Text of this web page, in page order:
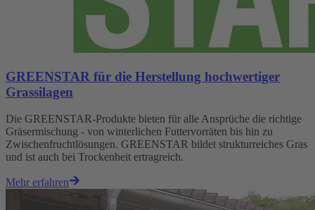
GREENSTAR für die Herstellung hochwertiger
Grassilagen
Die GREENSTAR-Produkte bieten für alle Ansprüche die richtige
Gräsermischung - von winterlichen Futtervorräten bis hin zu
Zwischenfruchtlösungen. GREENSTAR bildet strukturreiches Gras
und ist auch bei Trockenheit ertragreich.
Mehr erfahren